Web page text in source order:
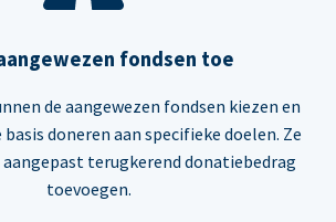
fondsen toe
de aangewezen fondsen kiezen en
doneren aan specifieke doelen. Ze
aangepast terugkerend donatiebedrag
toevoegen.